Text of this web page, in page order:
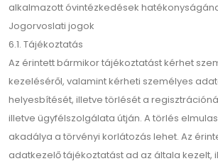
alkalmazott óvintézkedések
Jogorvoslati jogok
6.1. Tájékoztatás
Az érintett bármikor tájékoztatást kérhet
kezeléséről, valamint kérheti személyes
helyesbítését, illetve törlését a
illetve ügyfélszolgálata útján. A törlés
akadálya a törvényi korlátozás lehet. Az
adatkezelő tájékoztatást ad az általa kezelt,